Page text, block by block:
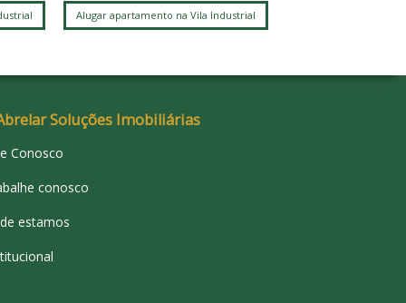
Alugar apartamento na Vila Industrial
Soluções Imobiliárias
Conosco
conosco
estamos